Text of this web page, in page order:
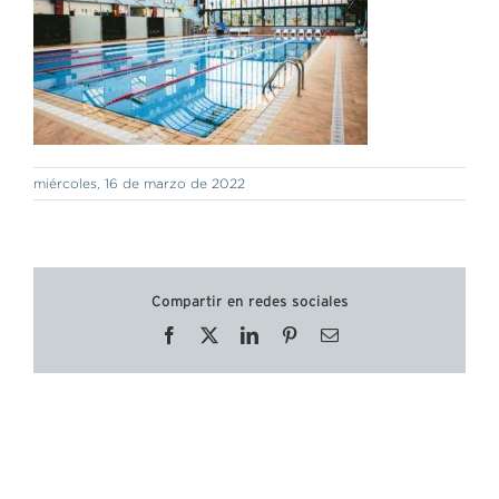
miércoles, 16 de marzo de 2022
Compartir en redes sociales
Facebook LinkedInPinterestCorreo